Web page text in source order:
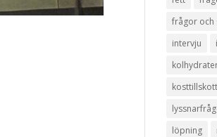
frågor och
intervju
kosttillskott
löpning